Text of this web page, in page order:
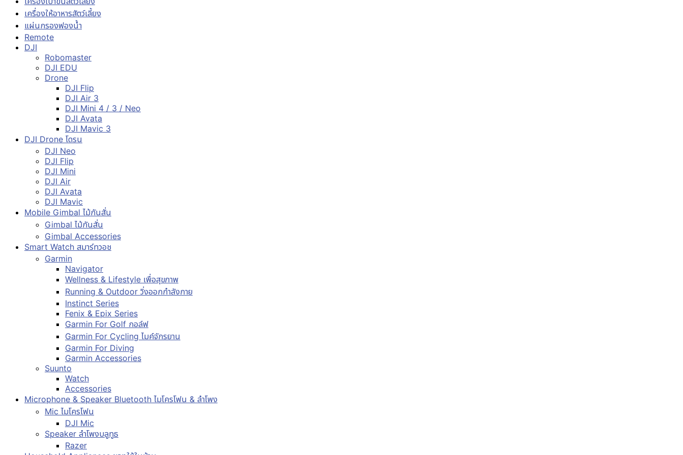
เครื่องให้อาหารสัตว์เลี้ยง
แผ่นกรองฟองน้ำ
Remote
DJI
Robomaster
DJI EDU
Drone
DJI Flip
DJI Air 3
DJI Mini 4 / 3 / Neo
DJI Avata
DJI Mavic 3
DJI Drone โดรน
DJI Neo
DJI Flip
DJI Mini
DJI Air
DJI Avata
DJI Mavic
Mobile Gimbal ไม้กันสั่น
Gimbal ไม้กันสั่น
Gimbal Accessories
Smart Watch สมาร์ทวอช
Garmin
Navigator
Wellness & Lifestyle เพื่อสุขภาพ
Running & Outdoor วิ่งออกกำลังกาย
Instinct Series
Fenix & Epix Series
Garmin For Golf กอล์ฟ
Garmin For Cycling ไมค์จักรยาน
Garmin For Diving
Garmin Accessories
Suunto
Watch
Accessories
Microphone & Speaker Bluetooth ไมโครโฟน & ลำโพง
Mic ไมโครโฟน
DJI Mic
Speaker ลำโพงบลูทูธ
Razer